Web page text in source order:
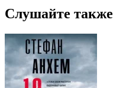
Слушайте также